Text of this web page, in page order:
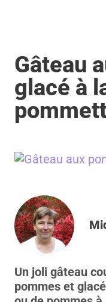
Gâteau
glacé à
Un joli gâteau
pommes et